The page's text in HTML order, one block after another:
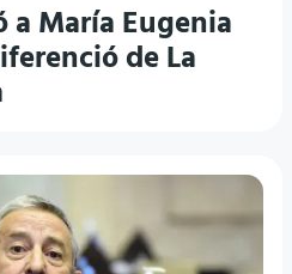
María Eugenia
de La